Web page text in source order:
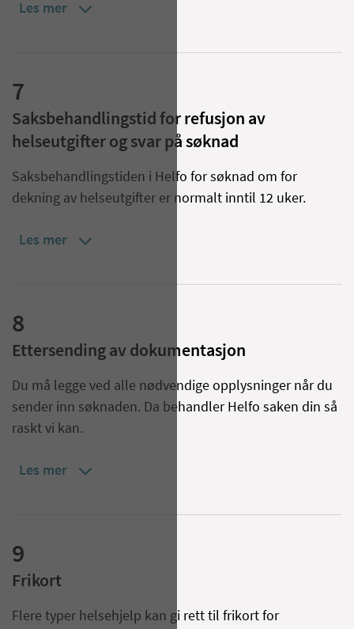
Les mer
7
Saksbehandlingstid for refusjon av
helseutgifter og svar på søknad
Saksbehandlingstiden i Helfo for søknad om for
dekning av helseutgifter er normalt inntil 12 uker.
Les mer
8
Ettersending av dokumentasjon
Du må legge ved alle nødvendige opplysninger når du
sender inn søknaden. Da behandler Helfo saken din så
raskt vi kan.
Les mer
9
Frikort
Flere typer helsehjelp kan gi rett til frikort for